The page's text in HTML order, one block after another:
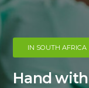
IN SOUTH AFRICA
Hand